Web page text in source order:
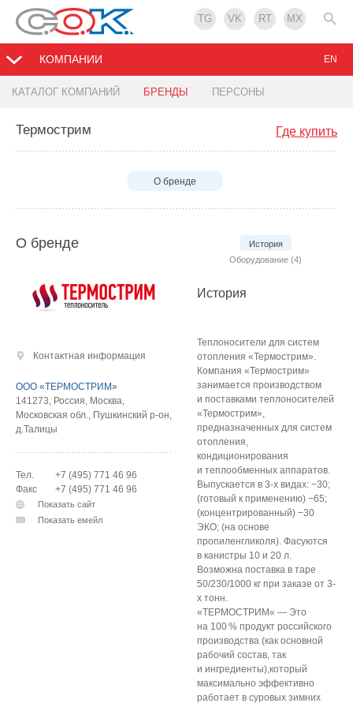
TG VK RT MX
КОМПАНИИ
КАТАЛОГ КОМПАНИЙ БРЕНДЫ ПЕРСОНЫ
EN
Где купить
Термострим
О бренде
О бренде
История
Оборудование (4)
Контактная информация
ООО «ТЕРМОСТРИМ»
141273, Россия, Москва,
Московская обл., Пушкинский р-он,
д.Талицы
Тел.
+7 (495) 771 46 96
Факс
+7 (495) 771 46 96
Показать сайт
Показать емейл
История
Теплоносители для систем
отопления «Термострим».
Компания «Термострим»
занимается производством
и поставками теплоносителей
«Термострим»,
предназначенных для систем
отопления,
кондиционирования
и теплообменных аппаратов.
Выпускается в 3-х видах: −30;
(готовый к применению) −65;
(концентрированный) −30
ЭКО; (на основе
пропиленгликоля). Фасуются
в канистры 10 и 20 л.
Возможна поставка в таре
50/230/1000 кг при заказе от 3-
х тонн.
«ТЕРМОСТРИМ« — Это
на 100% продукт российского
производства (как основной
рабочий состав, так
и ингредиенты),который
максимально эффективно
работает в суровых зимних